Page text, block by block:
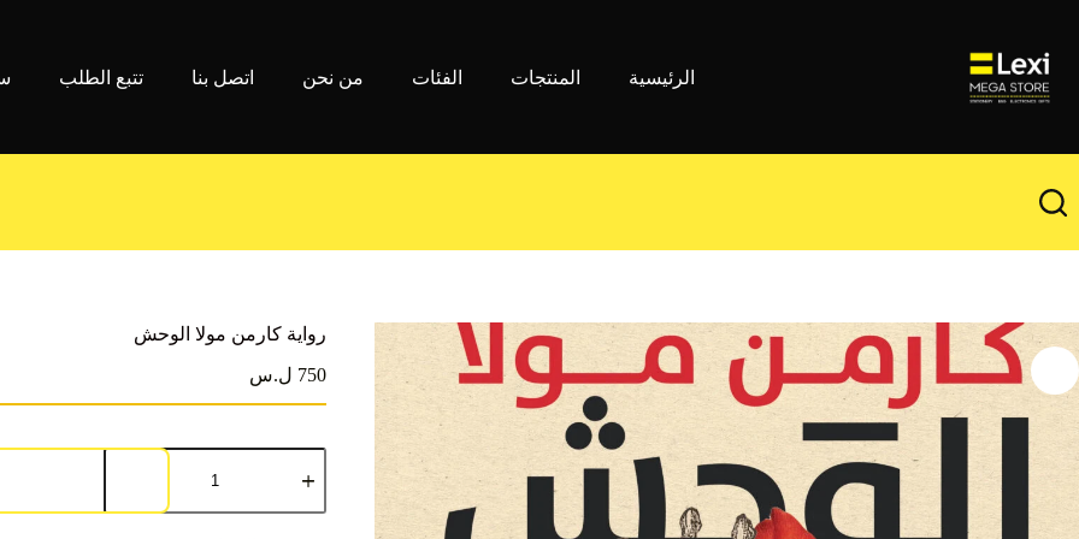
المحتوى
الرئيسية
المنتجات الفئات من نحن اتصل بنا تتبع الطلب
رواية كارمن مولا الوحش
750 ل.س
كمية
رواية